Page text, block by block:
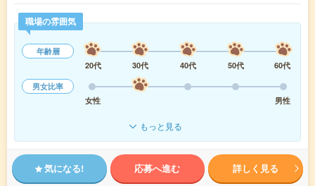
職場の雰囲気
年齢層
20代
30代 40代 50代
60代
男女比率
女性
男性
もっと見る
気になる! 応募へ進む 詳しく見る